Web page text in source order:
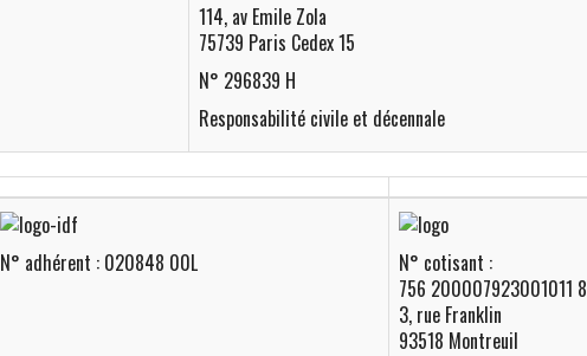
114, av Emile Zola
75739 Paris Cedex 15
N° 296839 H
Responsabilité civile et décennale
N° adhérent : 020848 00L
N° cotisant :
756 200007923001011 8
3, rue Franklin
93518 Montreuil